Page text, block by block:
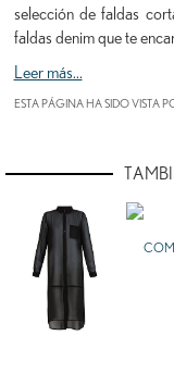
selección de faldas
faldas denim que te
Leer más...
ESTA PÁGINA HA SIDO VISTA